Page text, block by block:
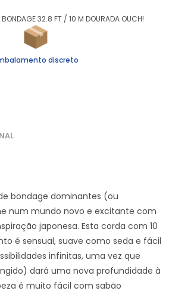
BONDAGE 32.8 FT / 10 M DOURADA OUCH!
discreto
bondage dominantes (ou
num mundo novo e excitante com
japonesa. Esta corda com 10
é sensual, suave como seda e fácil
infinitas, uma vez que
dará uma nova profundidade à
é muito fácil com sabão